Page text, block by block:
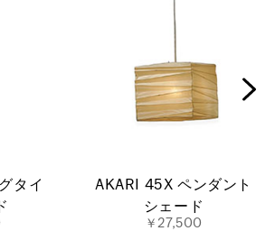
タイ
AKARI 45X ペンダント
シェード
￥27,500